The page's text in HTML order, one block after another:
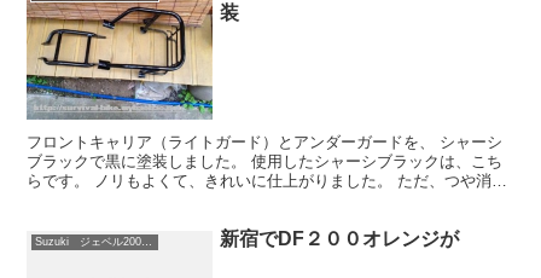
装
フロントキャリア（ライトガード）とアンダーガードを、 シャーシ
ブラックで黒に塗装しました。 使用したシャーシブラックは、こち
らです。 ノリもよくて、きれいに仕上がりました。 ただ、つや消し
Suzuki ジェベル200/ＤＦ200 新宿でDF２００オレンジが